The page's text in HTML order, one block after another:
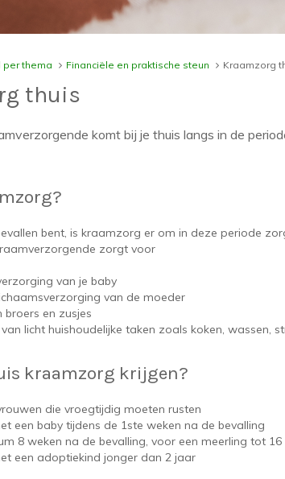
per thema Financiële en praktische steun Kraamzorg
thuis
komt bij je thuis langs in de
bent, is kraamzorg er om in deze periode
zorgt voor
van je baby
van de moeder
broers en zusjes
licht huishoudelijke taken zoals koken, wassen,
kraamzorg krijgen?
die vroegtijdig moeten rusten
een baby tijdens de 1ste weken na de bevalling
8 weken na de bevalling, voor een meerling tot
een adoptiekind jonger dan 2 jaar